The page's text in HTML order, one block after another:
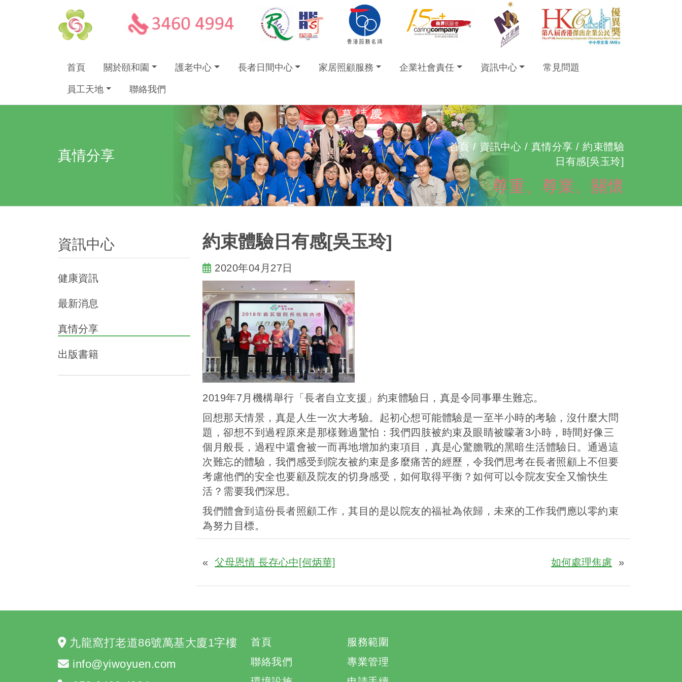
首頁 關於頤和園 護老中心 長者日間中心 家居照顧服務 企業社會責任 資訊中心 常見問題
員工天地 聯絡我們
真情分享
首頁 / 資訊中心 / 真情分享 / 約束體驗
日有感[吳玉玲]
尊重、尊業、關懷
資訊中心
健康資訊
最新消息
真情分享
出版書籍
約束體驗日有感[吳玉玲]
2020年04月27日
2019年7月機構舉行「長者自立支援」約束體驗日，真是令同事畢生難忘。
回想那天情景，真是人生一次大考驗。起初心想可能體驗是一至半小時的考驗，沒什麼大問
題，卻想不到過程原來是那樣難過驚怕：我們四肢被約束及眼睛被矇著3小時，時間好像三
個月般長，過程中還會被一而再地增加約束項目，真是心驚膽戰的黑暗生活體驗日。通過這
次難忘的體驗，我們感受到院友被約束是多麼痛苦的經歷，令我們思考在長者照顧上不但要
考慮他們的安全也要顧及院友的切身感受，如何取得平衡？如何可以令院友安全又愉快生
活？需要我們深思。
我們體會到這份長者照顧工作，其目的是以院友的福祉為依歸，未來的工作我們應以零約束
為努力目標。
« 父母恩情 長存心中[何炳華] 如何處理焦慮 »
九龍窩打老道86號萬基大廈1字樓
info@yiwoyuen.com
首頁
聯絡我們
服務範圍
專業管理